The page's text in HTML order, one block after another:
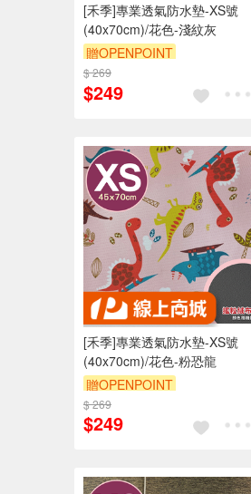
[禾季]專業透氣防水墊-XS號
(40x70cm)/花色-淺紋灰
贈OPENPOINT
訂單滿 2000 元折抵 100元
（運費不算在 2000 元的範圍
$ 269
$249
[禾季]專業透氣防水墊-XS號
(40x70cm)/花色-粉恐龍
贈OPENPOINT
訂單滿 2000 元折抵 100元
（運費不算在 2000 元的範圍
$ 269
$249